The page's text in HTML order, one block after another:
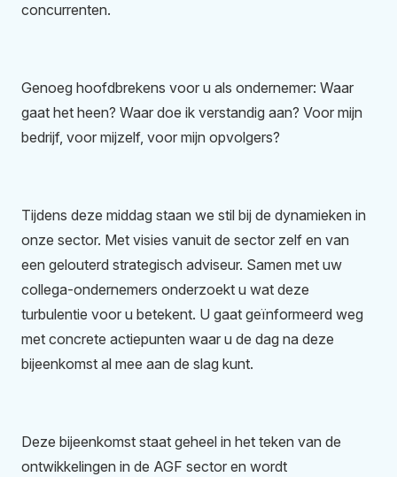
concurrenten.
Genoeg hoofdbrekens voor u als ondernemer: Waar
gaat het heen? Waar doe ik verstandig aan? Voor mijn
bedrijf, voor mijzelf, voor mijn opvolgers?
Tijdens deze middag staan we stil bij de dynamieken in
onze sector. Met visies vanuit de sector zelf en van
een gelouterd strategisch adviseur. Samen met uw
collega-ondernemers onderzoekt u wat deze
turbulentie voor u betekent. U gaat geïnformeerd weg
met concrete actiepunten waar u de dag na deze
bijeenkomst al mee aan de slag kunt.
Deze bijeenkomst staat geheel in het teken van de
ontwikkelingen in de AGF sector en wordt